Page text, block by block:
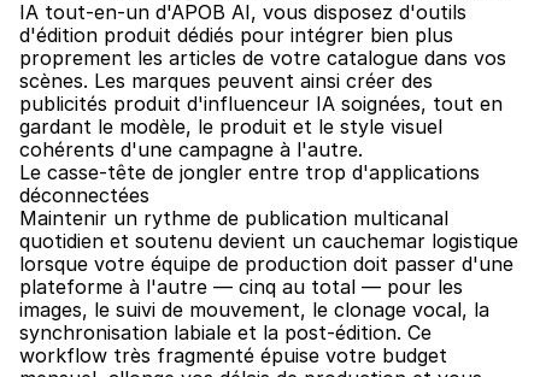
IA tout-en-un d'APOB AI, vous disposez d'outils
d'édition produit dédiés pour intégrer bien plus
proprement les articles de votre catalogue dans vos
scènes. Les marques peuvent ainsi créer des
publicités produit d'influenceur IA soignées, tout en
gardant le modèle, le produit et le style visuel
cohérents d'une campagne à l'autre.
Le casse-tête de jongler entre trop d'applications
déconnectées
Maintenir un rythme de publication multicanal
quotidien et soutenu devient un cauchemar logistique
lorsque votre équipe de production doit passer d'une
plateforme à l'autre — cinq au total — pour les
images, le suivi de mouvement, le clonage vocal, la
synchronisation labiale et la post-édition. Ce
workflow très fragmenté épuise votre budget